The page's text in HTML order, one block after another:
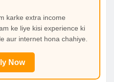
karke extra income
ke liye kisi experience ki
aur internet hona chahiye.
Now